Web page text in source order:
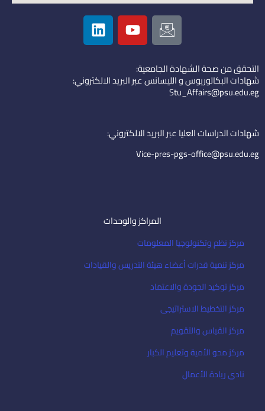
I
c
o
n
-
e
i
l
Y
o
u
u
b
L
i
n
e
d
التحقق من صحة الشهادة الجامعية:
شهادات البكالوريوس و الليسانس عبر البريد الالكتروني:
Stu_Affairs@psu.edu.eg
شهادات الدراسات العليا عبر البريد الالكتروني:
Vice-pres-pgs-office@psu.edu.eg
المراكز والوحدات
مركز نظم وتكنولوجيا المعلومات
مركز تنمية قدرات أعضاء هيئة التدريس والقيادات
مركز توكيد الجودة والاعتماد
مركز التخطيط الاستراتيجى
مركز القياس والتقويم
مركز محو الأمية وتعليم الكبار
نادى ريادة الأعمال